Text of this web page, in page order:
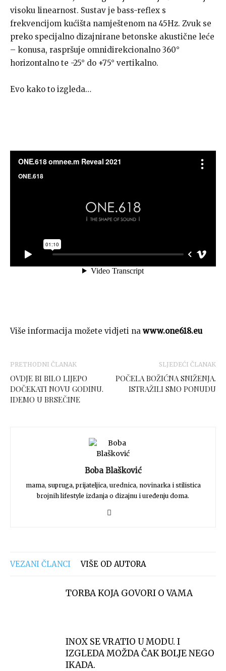
visoku linearnost. Sustav je bass-reflex s
frekvencijom kućišta namještenom na 45Hz. Zvuk se
preko specijalno dizajnirane betonske akustične leće
– konusa, raspršuje omnidirekcionalno 360°
horizontalno te -25° do +75° vertikalno.
Evo kako to izgleda…
Više informacija možete vidjeti na www.one618.eu
PRETHODNI ČLANAK
OVDJE BI BILO LIJEPO
DOČEKATI NOVU GODINU.
IDEMO U BRSEČINE
SLJEDEĆI ČLANAK
POČELA BOŽIĆNA SNIŽENJA.
ISTRAŽILI SMO PONUDU
Boba Blašković
mama, supruga, prijateljica, urednica, novinarka i stilistica
brojnih lifestyle izdanja o dizajnu i uređenju doma.
VEZANI ČLANCI VIŠE OD AUTORA
TORBA KOJA GOVORI O VAMA
INOX SE VRATIO U MODU. I
IZGLEDA MOŽDA ČAK BOLJE NEGO
IKADA.